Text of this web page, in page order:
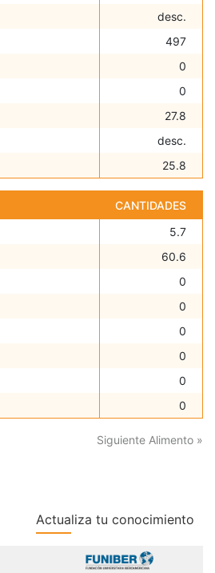
desc.
497
0
0
27.8
desc.
25.8
CANTIDADES
5.7
60.6
0
0
0
0
0
0
Siguiente Alimento »
Actualiza tu conocimiento